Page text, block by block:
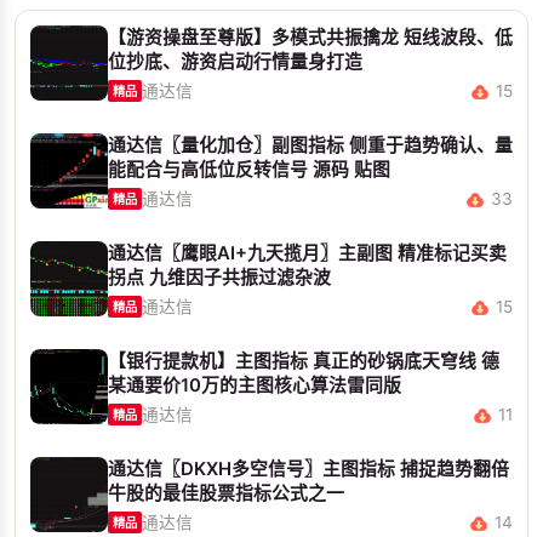
【游资操盘至尊版】多模式共振擒龙 短线波段、低
位抄底、游资启动行情量身打造
精品 通达信 15
通达信〖量化加仓〗副图指标 侧重于趋势确认、量
能配合与高低位反转信号 源码 贴图
精品 通达信 33
通达信〖鹰眼AI+九天揽月〗主副图 精准标记买卖
拐点 九维因子共振过滤杂波
精品 通达信 15
【银行提款机】主图指标 真正的砂锅底天穹线 德
某通要价10万的主图核心算法雷同版
精品 通达信 11
通达信〖DKXH多空信号〗主图指标 捕捉趋势翻倍
牛股的最佳股票指标公式之一
精品 通达信 14